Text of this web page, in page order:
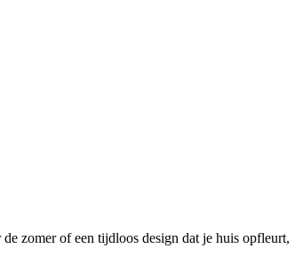
zomer of een tijdloos design dat je huis opfleurt,